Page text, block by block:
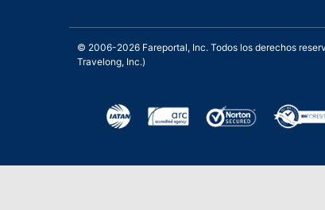
© 2006-2026 Fareportal, Inc. Todos los derechos
Travelong, Inc.)